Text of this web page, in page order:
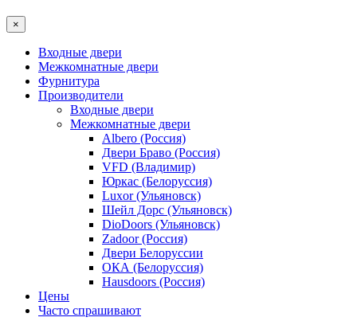
×
Входные двери
Межкомнатные двери
Фурнитура
Производители
Входные двери
Межкомнатные двери
Albero (Россия)
Двери Браво (Россия)
VFD (Владимир)
Юркас (Белоруссия)
Luxor (Ульяновск)
Шейл Дорс (Ульяновск)
DioDoors (Ульяновск)
Zadoor (Россия)
Двери Белоруссии
ОКА (Белоруссия)
Hausdoors (Россия)
Цены
Часто спрашивают